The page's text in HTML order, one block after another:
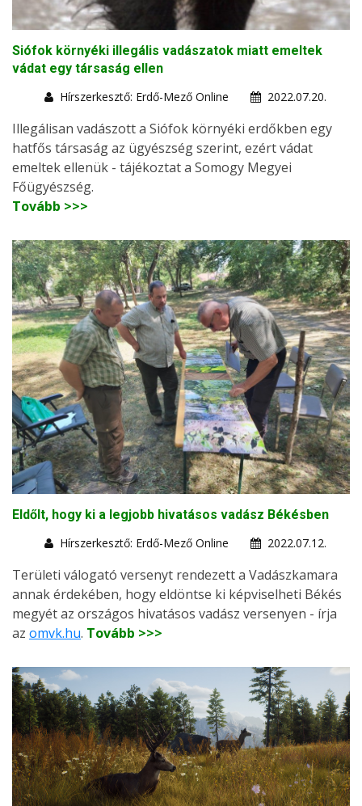
Siófok környéki illegális vadászatok miatt emeltek
vádat egy társaság ellen
Hírszerkesztő: Erdő-Mező Online
2022.07.20.
Illegálisan vadászott a Siófok környéki erdőkben egy
hatfős társaság az ügyészség szerint, ezért vádat
emeltek ellenük - tájékoztat a Somogy Megyei
Főügyészség.
Tovább >>>
Eldőlt, hogy ki a legjobb hivatásos vadász Békésben
Hírszerkesztő: Erdő-Mező Online
2022.07.12.
Területi válogató versenyt rendezett a Vadászkamara
annak érdekében, hogy eldöntse ki képviselheti Békés
megyét az országos hivatásos vadász versenyen - írja
az omvk.hu. Tovább >>>